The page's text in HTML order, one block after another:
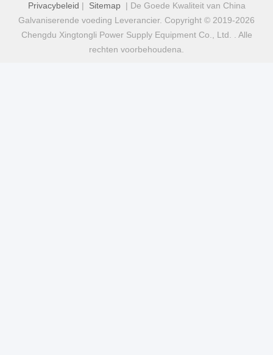
Privacybeleid | Sitemap| De Goede Kwaliteit van China
Galvaniserende voeding Leverancier. Copyright © 2019-2026
Chengdu Xingtongli Power Supply Equipment Co., Ltd. . Alle
rechten voorbehoudena.